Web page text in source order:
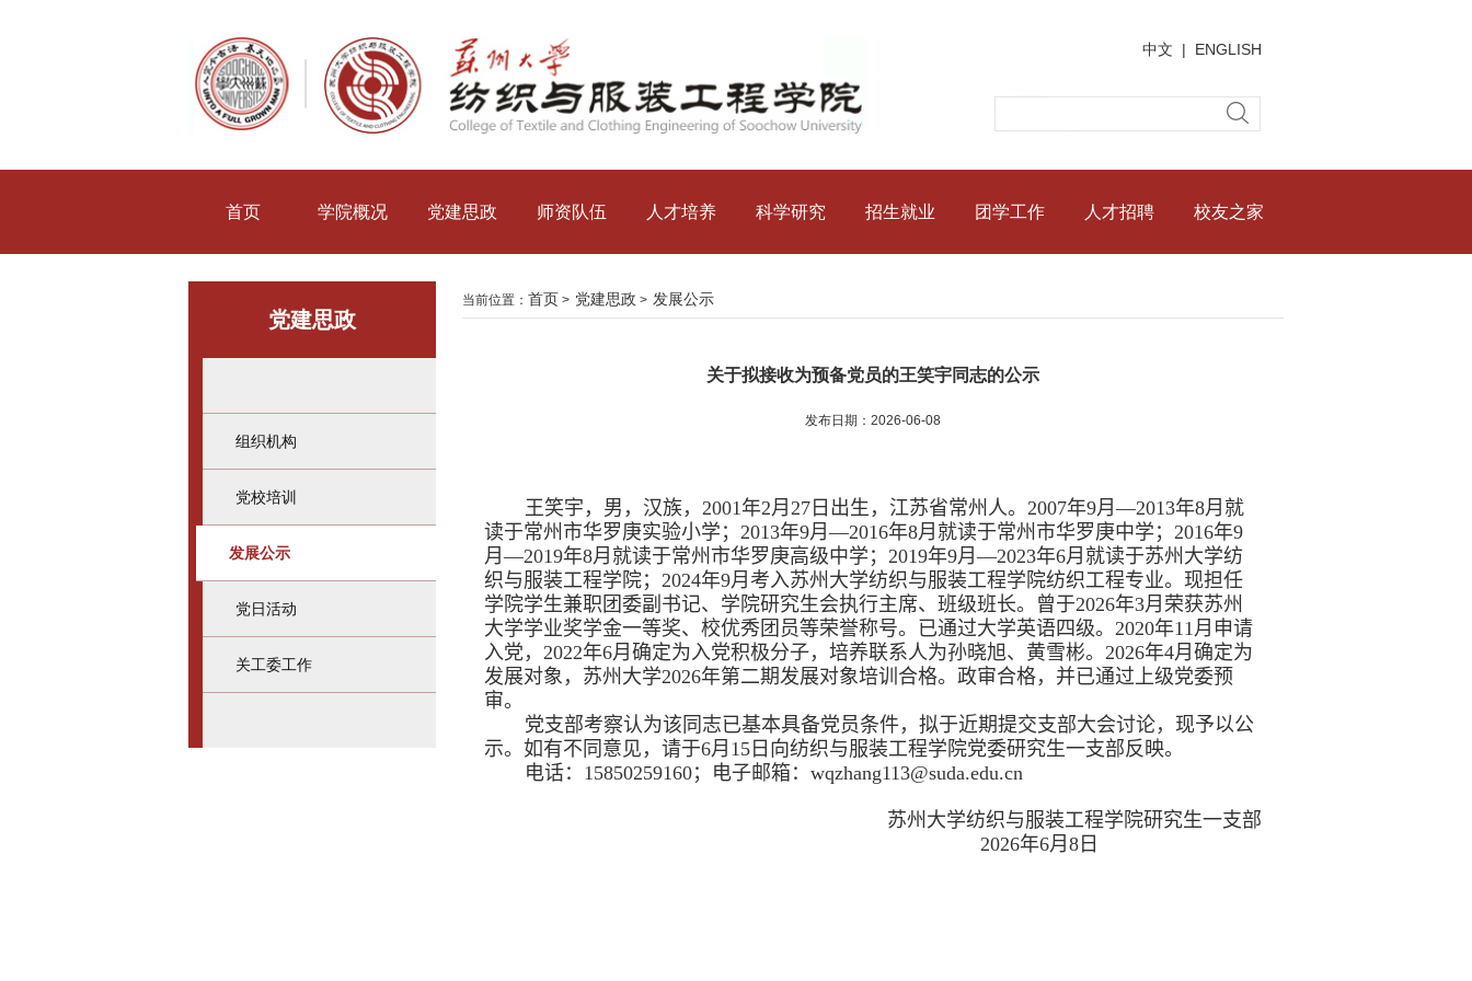
中文 | ENGLISH
首页 学院概况 党建思政 师资队伍 人才培养 科学研究 招生就业 团学工作 人才招聘 校友之家
党建思政
组织机构
党校培训
发展公示
党日活动
关工委工作
当前位置： 首页 > 党建思政 > 发展公示
关于拟接收为预备党员的王笑宇同志的公示
发布日期：2026-06-08
王笑宇，男，汉族，2001年2月27 日出生，江苏省常州人。2007年9月—2013年8月就
读于常州市华罗庚实验小学； 2013年9月—2016年8月就读于常州 市华罗庚中学； 2016年9
月—2019年8月就读于常州 市华罗庚高级中学； 2019年9月—2023年6月就读于苏州大学纺
织与服装工程学院； 2024年9月考入苏州大学纺织与服装工程学院纺织工程专业。现担任
学院学生兼职团委副书记、学院研究生会执行主席、班级班长。曾于2026年3月荣获苏州
大学学业奖学金一等奖、校优秀团员等荣誉称号。已通过大学英语四级。 2020年11月申请
入党， 2022年6月确定为入党积极分子，培养联系人为孙晓旭、 黄雪彬。 2026年4月确定为
发展对象，苏州大学2026年第二期发展对象培训合格。政审合格，并已通过上级党委预
审。
党支部考察认为该同志已基本具备党员条件，拟于近期提交支部大会讨论，现予以公
示。如有不同意见，请于6月 15 日向纺织与服装工程学院党委研究生一支部反映。
电话： 15850259160；电子邮箱：wqzhang113@suda.edu.cn
苏州大学纺织与服装工程学院研究生一支部
2026年6月8 日